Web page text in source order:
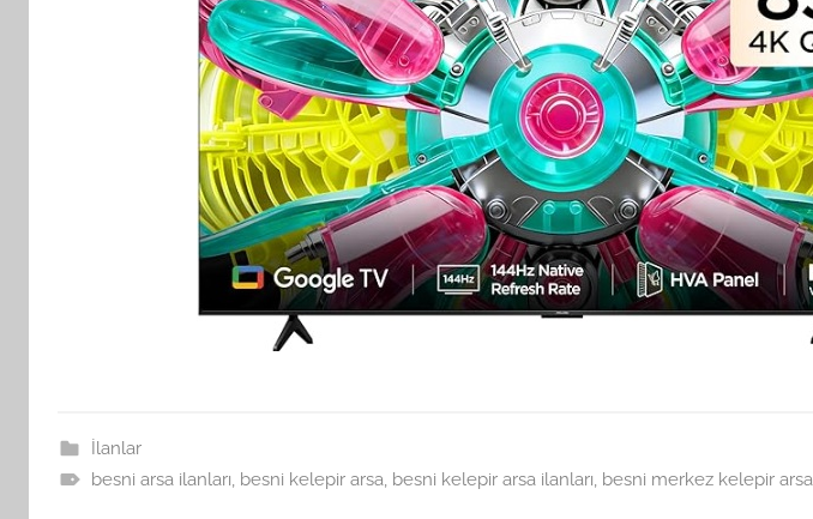
İlanlar
besni arsa ilanları besni kelepir arsa besni kelepir arsa ilanları besni merkez kelepir arsa